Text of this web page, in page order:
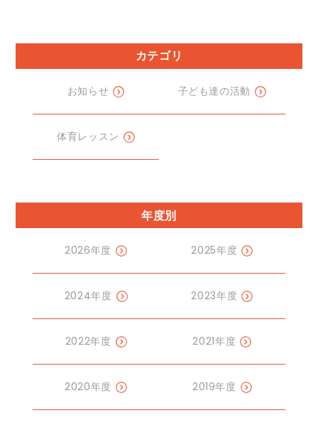
カテゴリ
お知らせ 子ども達の活動
体育レッスン
年度別
2026年度 2025年度
2024年度 2023年度
2022年度 2021年度
2020年度 2019年度